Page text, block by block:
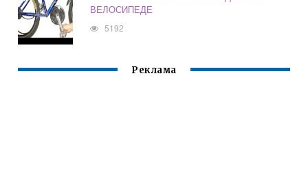
ВЕЛОСИПЕДЕ
5192
Реклама